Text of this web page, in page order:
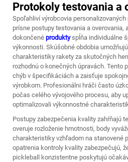
Protokoly testovania a
Spoľahliví výrobcovia
prísne postupy testovania a overovania,
dokončené produktyspĺňa individuálne
výkonnosti. Skúšobné obdobia
charakteristiky rakety za skutočných
rozhodnú o konečných úpravách. Tento
chýb v špecifikáciách a zaisťuje
výrobkom. Profesionálni hráči často
počas celého vývojového procesu, aby
optimalizovali výkonnostné
Postupy zabezpečenia kvality zahŕňajú
overuje rozloženie hmotnosti, body
charakteristiky vzhľadom na stanovené
opatrenia kontroly kvality zabezpečujú,
pickleball konzistentne poskytujú